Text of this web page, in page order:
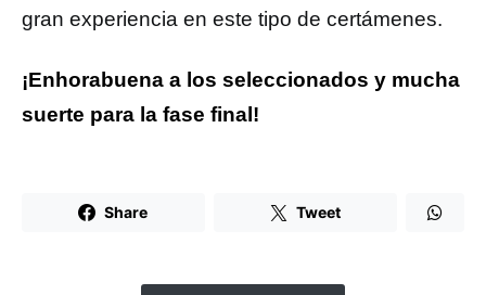
gran experiencia en este tipo de certámenes.
¡Enhorabuena a los seleccionados y mucha
suerte para la fase final!
Share Tweet